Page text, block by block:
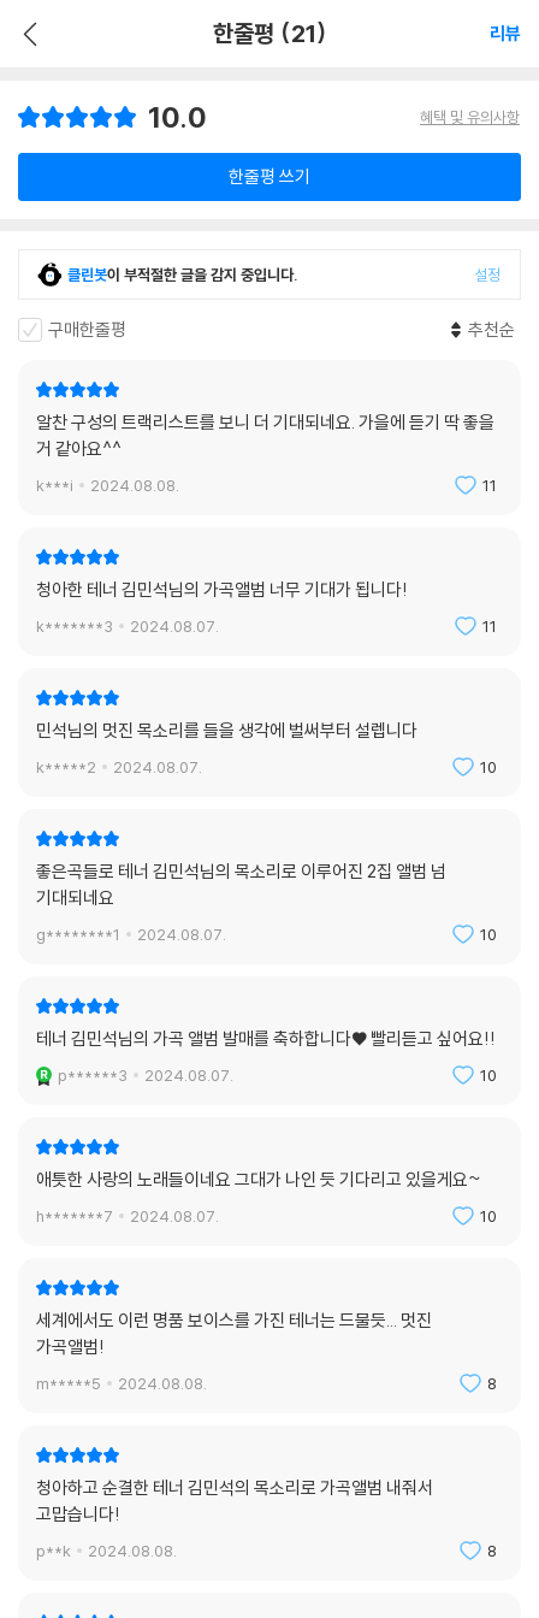
한줄평 (21) 리뷰
10.0 혜택 및 유의사항
한줄평 쓰기
클린봇이 부적절한 글을 감지 중입니다. 설정
구매한줄평 추천순
알찬 구성의 트랙리스트를 보니 더 기대되네요. 가을에 듣기 딱 좋을
거 같아요^^
k***i 2024.08.08. 11
청아한 테너 김민석님의 가곡앨범 너무 기대가 됩니다!
k*******3 2024.08.07. 11
민석님의 멋진 목소리를 들을 생각에 벌써부터 설렙니다
k*****2 2024.08.07. 10
좋은곡들로 테너 김민석님의 목소리로 이루어진 2집 앨범 넘
기대되네요
g********1 2024.08.07. 10
테너 김민석님의 가곡 앨범 발매를 축하합니다♥ 빨리듣고 싶어요!!
p******3 2024.08.07. 10
애틋한 사랑의 노래들이네요 그대가 나인 듯 기다리고 있을게요~
h*******7 2024.08.07. 10
세계에서도 이런 명품 보이스를 가진 테너는 드물듯... 멋진
가곡앨범!
m*****5 2024.08.08. 8
청아하고 순결한 테너 김민석의 목소리로 가곡앨범 내줘서
고맙습니다!
p**k 2024.08.08. 8